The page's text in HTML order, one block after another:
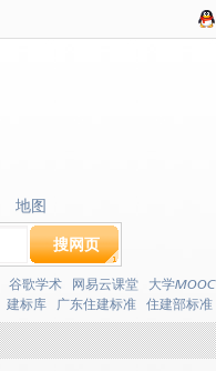
地图
地图
搜网页
谷歌学术 网易云课堂 大学MOOC
建标库 广东住建标准 住建部标准